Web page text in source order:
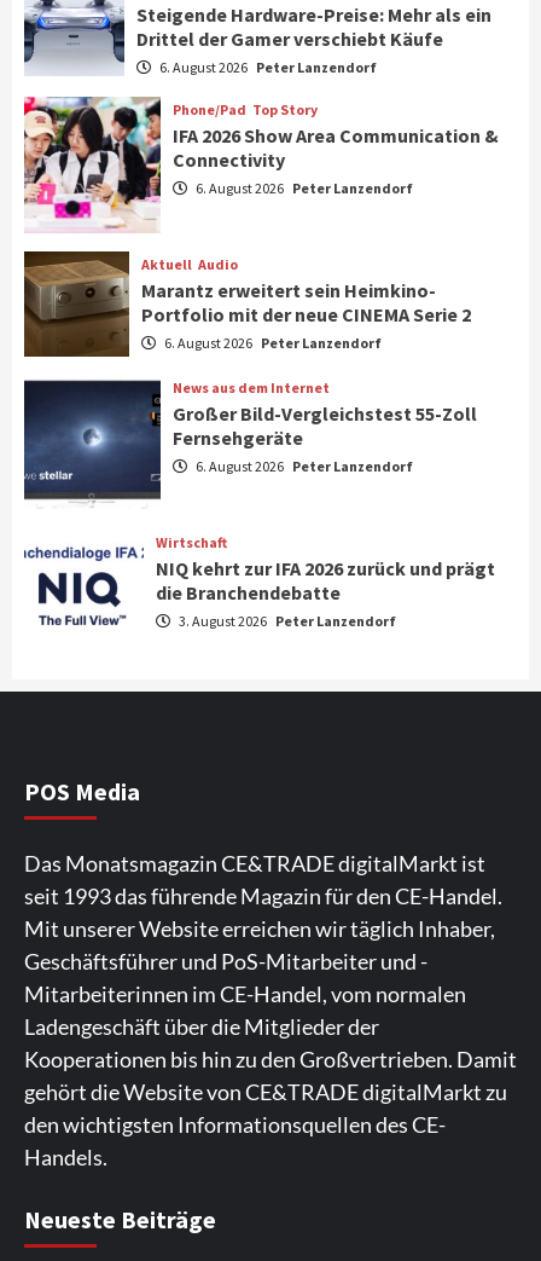
7
Smart Living Top Story
Verbraucher setzen immer mehr auf
1
Aktuell
Steigende Hardware-Preise: Mehr als ein
Drittel der Gamer verschiebt Käufe
2
Phone/Pad Top Story
IFA 2026 Show Area Communication &
Connectivity
Aktuell Audio
Marantz erweitert sein Heimkino-
Portfolio mit der neue CINEMA Serie 2
News aus dem Internet
Großer Bild-Vergleichstest 55-Zoll
Fernsehgeräte
5
6
CHERRY baut Vertriebsteam in
strategisch wichtigen Märkten aus
7
Smart Living Top Story
Verbraucher setzen immer mehr auf
Klimageräte und Ventilatoren
Steigende Hardware-Preise: Mehr als ein
Drittel der Gamer verschiebt Käufe
6. August 2026 Peter Lanzendorf
Phone/Pad Top Story
IFA 2026 Show Area Communication &
Connectivity
6. August 2026 Peter Lanzendorf
Aktuell Audio
Marantz erweitert sein Heimkino-
Portfolio mit der neue CINEMA Serie 2
6. August 2026 Peter Lanzendorf
News aus dem Internet
Großer Bild-Vergleichstest 55-Zoll
Fernsehgeräte
6. August 2026 Peter Lanzendorf
Wirtschaft
NIQ kehrt zur IFA 2026 zurück und prägt
die Branchendebatte
3. August 2026 Peter Lanzendorf
POS Media
Das Monatsmagazin CE&TRADE digitalMarkt ist
seit 1993 das führende Magazin für den CE-Handel.
Mit unserer Website erreichen wir täglich Inhaber,
Geschäftsführer und PoS-Mitarbeiter und -
Mitarbeiterinnen im CE-Handel, vom normalen
Ladengeschäft über die Mitglieder der
Kooperationen bis hin zu den Großvertrieben. Damit
gehört die Website von CE&TRADE digitalMarkt zu
den wichtigsten Informationsquellen des CE-
Handels.
Plattform bietet Casinospiele und verschiedene
komfortables Spielerlebnis. Die App ermöglicht
regelmäßig. Die Plattform bietet farbenfrohe
Die Gaming-Plattform bietet eine große Auswahl an
Spielautomaten. Die Benutzeroberfläche ist auf eine
Ein weiterer Ort, an dem man Spielautomaten
entdecken kann, ist. Die Seite legt den Schwerpunkt
Neueste Beiträge